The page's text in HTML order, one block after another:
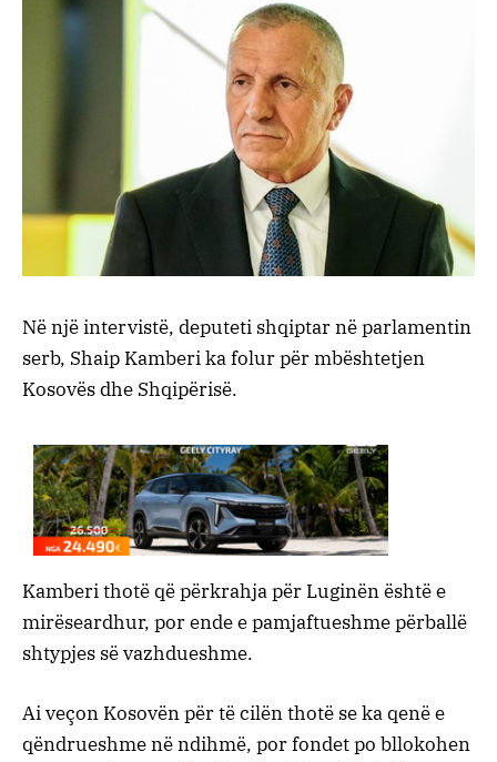
Në një intervistë, deputeti shqiptar në parlamentin
serb, Shaip Kamberi ka folur për mbështetjen
Kosovës dhe Shqipërisë.
Kamberi thotë që përkrahja për Luginën është e
mirëseardhur, por ende e pamjaftueshme përballë
shtypjes së vazhdueshme.
Ai veçon Kosovën për të cilën thotë se ka qenë e
qëndrueshme në ndihmë, por fondet po bllokohen